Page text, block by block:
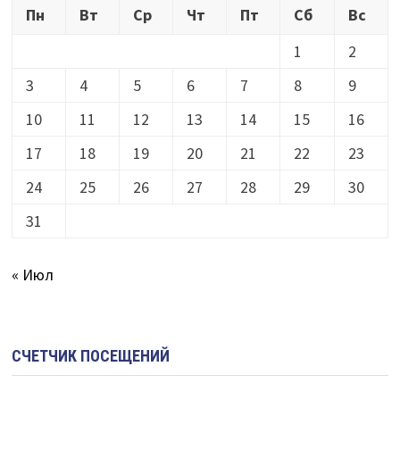
Пн
Вт Ср Чт Пт Сб
Вс
1
2
3
4 5 6 7 8
9
10
11 12 13 14 15
16
17
18 19 20 21 22
23
24
25 26 27 28 29
30
31
« Июл
СЧЕТЧИК ПОСЕЩЕНИЙ